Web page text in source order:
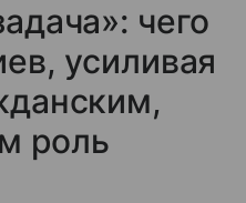
чего
усиливая
роль